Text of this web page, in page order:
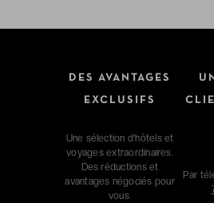
DES AVANTAGES
EXCLUSIFS
Une sélection d'hôtels et
voyages extraordinaires.
Des réductions et
avantages négociés pour
vous.
Par